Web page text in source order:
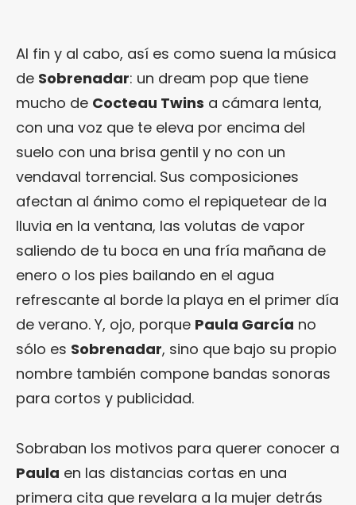
Al fin y al cabo, así es como suena la música
de Sobrenadar: un dream pop que tiene
mucho de Cocteau Twins a cámara lenta,
con una voz que te eleva por encima del
suelo con una brisa gentil y no con un
vendaval torrencial. Sus composiciones
afectan al ánimo como el repiquetear de la
lluvia en la ventana, las volutas de vapor
saliendo de tu boca en una fría mañana de
enero o los pies bailando en el agua
refrescante al borde la playa en el primer día
de verano. Y, ojo, porque Paula García no
sólo es Sobrenadar, sino que bajo su propio
nombre también compone bandas sonoras
para cortos y publicidad.
Sobraban los motivos para querer conocer a
Paula en las distancias cortas en una
primera cita que revelara a la mujer detrás